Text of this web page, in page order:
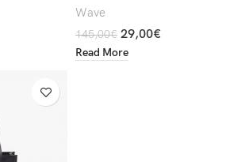
Wave
145,00€ 29,00€
Read More